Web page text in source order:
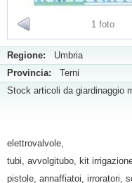
1 foto
Regione: Umbria
Provincia: Terni
Stock articoli da giardinaggio
elettrovalvole,
tubi, avvolgitubo, kit
pistole, annaffiatoi, irroratori,